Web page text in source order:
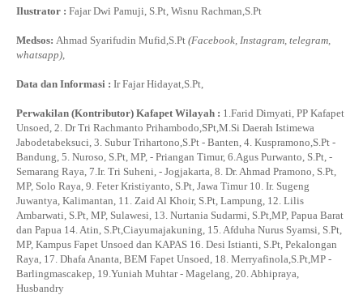
Ilustrator : Fajar Dwi Pamuji, S.Pt, Wisnu Rachman,S.Pt
Medsos: Ahmad Syarifudin Mufid,S.Pt (Facebook, Instagram, telegram,
whatsapp),
Data dan Informasi : Ir Fajar Hidayat,S.Pt,
Perwakilan (Kontributor) Kafapet Wilayah : 1.Farid Dimyati, PP Kafapet
Unsoed, 2. Dr Tri Rachmanto Prihambodo,SPt,M.Si Daerah Istimewa
Jabodetabeksuci, 3. Subur Trihartono,S.Pt - Banten, 4. Kuspramono,S.Pt -
Bandung, 5. Nuroso, S.Pt, MP, - Priangan Timur, 6.Agus Purwanto, S.Pt, -
Semarang Raya, 7.Ir. Tri Suheni, - Jogjakarta, 8. Dr. Ahmad Pramono, S.Pt,
MP, Solo Raya, 9. Feter Kristiyanto, S.Pt, Jawa Timur 10. Ir. Sugeng
Juwantya, Kalimantan, 11. Zaid Al Khoir, S.Pt, Lampung, 12. Lilis
Ambarwati, S.Pt, MP, Sulawesi, 13. Nurtania Sudarmi, S.Pt,MP, Papua Barat
dan Papua 14. Atin, S.Pt,Ciayumajakuning, 15. Afduha Nurus Syamsi, S.Pt,
MP, Kampus Fapet Unsoed dan KAPAS 16. Desi Istianti, S.Pt, Pekalongan
Raya, 17. Dhafa Ananta, BEM Fapet Unsoed, 18. Merryafinola,S.Pt,MP -
Barlingmascakep, 19.Yuniah Muhtar - Magelang, 20. Abhipraya,
Husbandry